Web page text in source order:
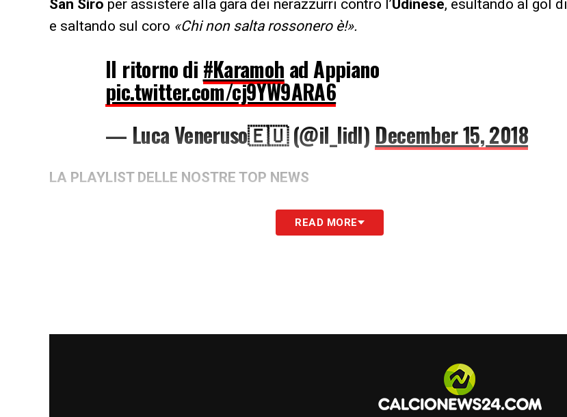
San Siro per assistere alla gara dei nerazzurri contro l’Udinese, esultando al gol di
e saltando sul coro «Chi non salta rossonero è!».
Il ritorno di #Karamoh ad Appiano
pic.twitter.com/cj9YW9ARA6
— Luca Veneruso🇪🇺 (@il_lidl) December 15, 2018
LA PLAYLIST DELLE NOSTRE TOP NEWS
READ MORE